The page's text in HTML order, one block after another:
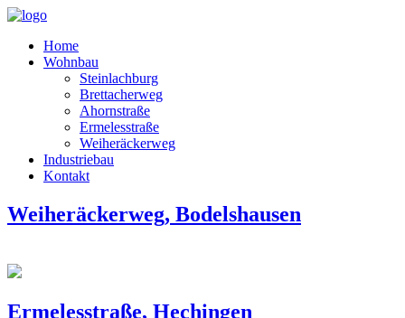
Home
Wohnbau
Steinlachburg
Brettacherweg
Ahornstraße
Ermelesstraße
Weiheräckerweg
Industriebau
Kontakt
Weiheräckerweg, Bodelshausen
Ermelesstraße, Hechingen